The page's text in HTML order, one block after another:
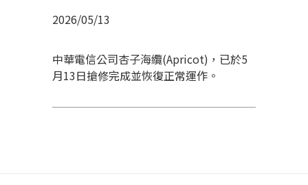
2026/05/13
中華電信公司杏子海纜(Apricot)，已於5
月13日搶修完成並恢復正常運作。